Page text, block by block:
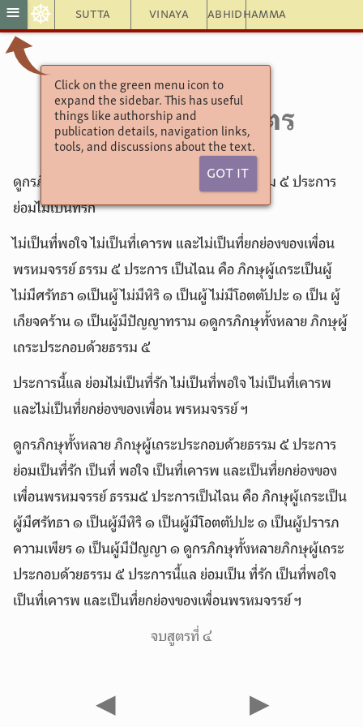
Sutta Vinaya Abhidhamma
≡ ☸
Click on the green menu icon to
expand the sidebar. This has useful
things like authorship and
publication details, navigation links,
tools, and discussions about the text.
Got It
อังคุตตรนิกาย
5.84. ๔. อสัทธสูตร
ดูกรภิกษุทั้งหลาย ภิกษุผู้เถระประกอบด้วยธรรม ๕ ประการ
ย่อมไม่เป็นที่รัก
ไม่เป็นที่พอใจ ไม่เป็นที่เคารพ และไม่เป็นที่ยกย่องของเพื่อน
พรหมจรรย์ ธรรม ๕ ประการ เป็นไฉน คือ ภิกษุผู้เถระเป็นผู้
ไม่มีศรัทธา ๑เป็นผู้ไม่มีหิริ ๑ เป็นผู้ไม่มีโอตตัปปะ ๑ เป็น ผู้
เกียจคร้าน ๑ เป็นผู้มีปัญญาทราม ๑ดูกรภิกษุทั้งหลาย ภิกษุผู้
เถระประกอบด้วยธรรม ๕
ประการนี้แล ย่อมไม่เป็นที่รัก ไม่เป็นที่พอใจ ไม่เป็นที่เคารพ
และไม่เป็นที่ยกย่องของเพื่อน พรหมจรรย์ ฯ
ดูกรภิกษุทั้งหลาย ภิกษุผู้เถระประกอบด้วยธรรม ๕ ประการ
ย่อมเป็นที่รัก เป็นที่ พอใจ เป็นที่เคารพ และเป็นที่ยกย่องของ
เพื่อนพรหมจรรย์ ธรรม๕ ประการเป็นไฉน คือ ภิกษุผู้เถระเป็น
ผู้มีศรัทธา ๑ เป็นผู้มีหิริ ๑ เป็นผู้มีโอตตัปปะ ๑ เป็นผู้ปรารภ
ความเพียร ๑ เป็นผู้มีปัญญา ๑ ดูกรภิกษุทั้งหลายภิกษุผู้เถระ
ประกอบด้วยธรรม ๕ ประการนี้แล ย่อมเป็น ที่รัก เป็นที่พอใจ
เป็นที่เคารพ และเป็นที่ยกย่องของเพื่อนพรหมจรรย์ ฯ
จบสูตรที่ ๔
◀ ▶